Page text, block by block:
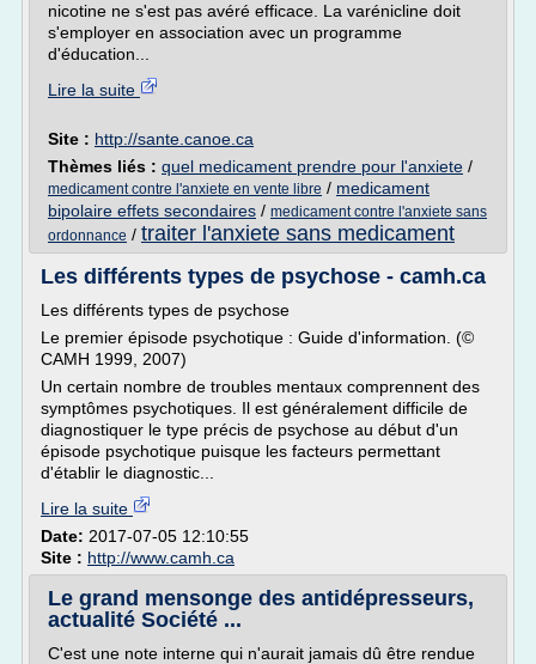
nicotine ne s'est pas avéré efficace. La varénicline doit
s'employer en association avec un programme
d'éducation...
Lire la suite
Site : http://sante.canoe.ca
Thèmes liés : quel medicament prendre pour l'anxiete /
medicament contre l'anxiete en vente libre / medicament
bipolaire effets secondaires / medicament contre l'anxiete sans
ordonnance / traiter l'anxiete sans medicament
Les différents types de psychose - camh.ca
Les différents types de psychose
Le premier épisode psychotique : Guide d'information. (©
CAMH 1999, 2007)
Un certain nombre de troubles mentaux comprennent des
symptômes psychotiques. Il est généralement difficile de
diagnostiquer le type précis de psychose au début d'un
épisode psychotique puisque les facteurs permettant
d'établir le diagnostic...
Lire la suite
Date: 2017-07-05 12:10:55
Site : http://www.camh.ca
Le grand mensonge des antidépresseurs,
actualité Société ...
C'est une note interne qui n'aurait jamais dû être rendue